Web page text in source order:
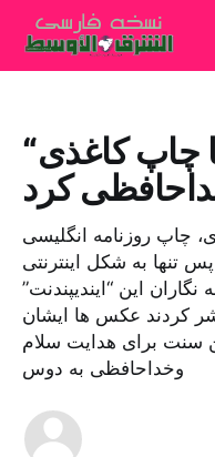
“ایندیپندنت” با چاپ کاغذی
کرد
دنیای، چاپ روزنامه انگلیسی
تنها به شکل اینترنتی
این “ایندیپندنت”
کرد نشر کردند عکس ها ایشان
سنت برای هدایت سلام
وخداحافظی به دوس